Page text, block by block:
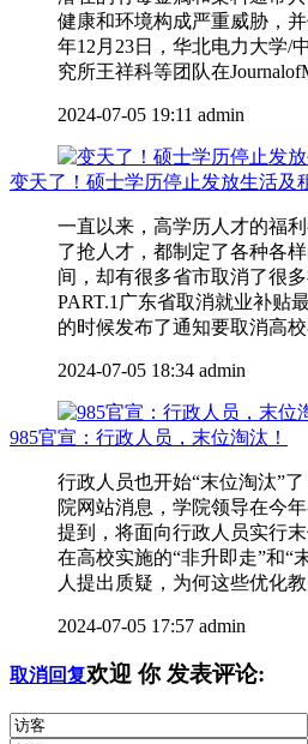
健康和环境构成严重威胁，
年12月23日，华北电力大学/
究所王祥科等团队在
2024-07-05 19:11 admin
变天了！硕士学历停止发放生活及
一直以来，高学历人才的福
了抢人才，都制定了各种各
间，却有很多省市取消了很
PART.1广东省取消就业补贴
的时候发布了通知要取消高
2024-07-05 18:34 admin
985官宣：行政人员，末位淘汰！
行政人员也开始“末位淘汰”
院网站消息，学院领导在今
提到，将面向行政人员实行
在高校实施的“非升即走”和“
人提出质疑，为何这些优化
2024-07-05 17:57 admin
取消回复欢迎 你发表评论: